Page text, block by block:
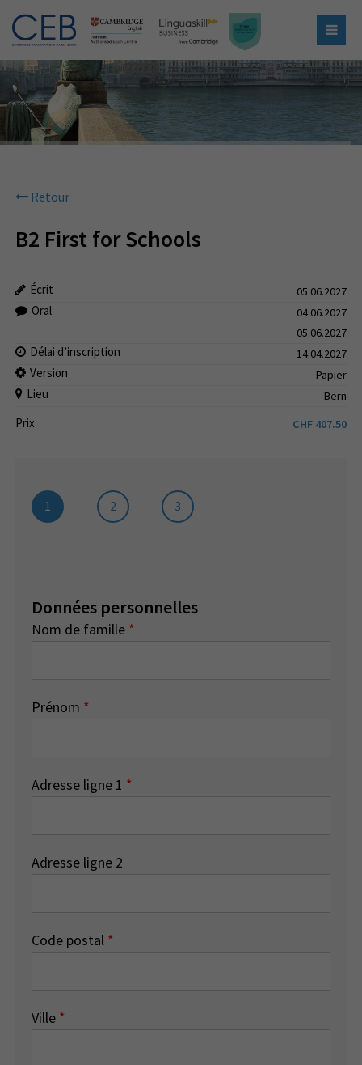
Retour
B2 First for Schools
Écrit 05.06.2027
Oral
04.06.2027
05.06.2027
Délai d’inscription 14.04.2027
Version Papier
Lieu Bern
Prix CHF 407.50
1 2 3
Données personnelles
Nom de famille *
Prénom *
Adresse ligne 1 *
Adresse ligne 2
Code postal *
Ville *